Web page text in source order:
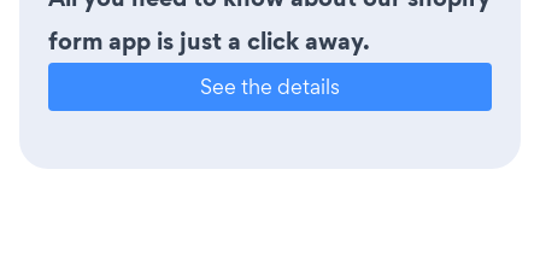
form app is just a click away.
See the details